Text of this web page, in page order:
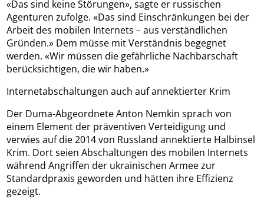
«Das sind keine Störungen», sagte er russischen
Agenturen zufolge. «Das sind Einschränkungen bei der
Arbeit des mobilen Internets – aus verständlichen
Gründen.» Dem müsse mit Verständnis begegnet
werden. «Wir müssen die gefährliche Nachbarschaft
berücksichtigen, die wir haben.»
Internetabschaltungen auch auf annektierter Krim
Der Duma-Abgeordnete Anton Nemkin sprach von
einem Element der präventiven Verteidigung und
verwies auf die 2014 von Russland annektierte Halbinsel
Krim. Dort seien Abschaltungen des mobilen Internets
während Angriffen der ukrainischen Armee zur
Standardpraxis geworden und hätten ihre Effizienz
gezeigt.